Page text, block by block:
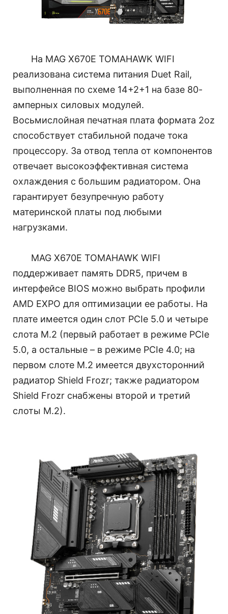
На MAG X670E TOMAHAWK WIFI
реализована система питания Duet Rail,
выполненная по схеме 14+2+1 на базе 80-
амперных силовых модулей.
Восьмислойная печатная плата формата 2oz
способствует стабильной подаче тока
процессору. За отвод тепла от компонентов
отвечает высокоэффективная система
охлаждения с большим радиатором. Она
гарантирует безупречную работу
материнской платы под любыми
нагрузками.
MAG X670E TOMAHAWK WIFI
поддерживает память DDR5, причем в
интерфейсе BIOS можно выбрать профили
AMD EXPO для оптимизации ее работы. На
плате имеется один слот PCIe 5.0 и четыре
слота M.2 (первый работает в режиме PCIe
5.0, а остальные – в режиме PCIe 4.0; на
первом слоте M.2 имеется двухсторонний
радиатор Shield Frozr; также радиатором
Shield Frozr снабжены второй и третий
слоты M.2).